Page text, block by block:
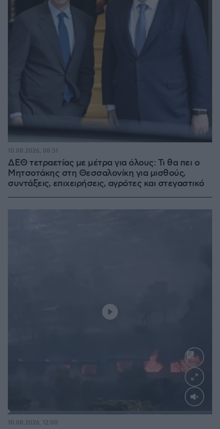
ΔΕΘ τετραετίας με μέτρα για όλους: Τι θα πει ο
Μητσοτάκης στη Θεσσαλονίκη για μισθούς,
συντάξεις, επιχειρήσεις, αγρότες και στεγαστικό
10.08.2026, 08:51
Loaded
10.08.2026, 12:00